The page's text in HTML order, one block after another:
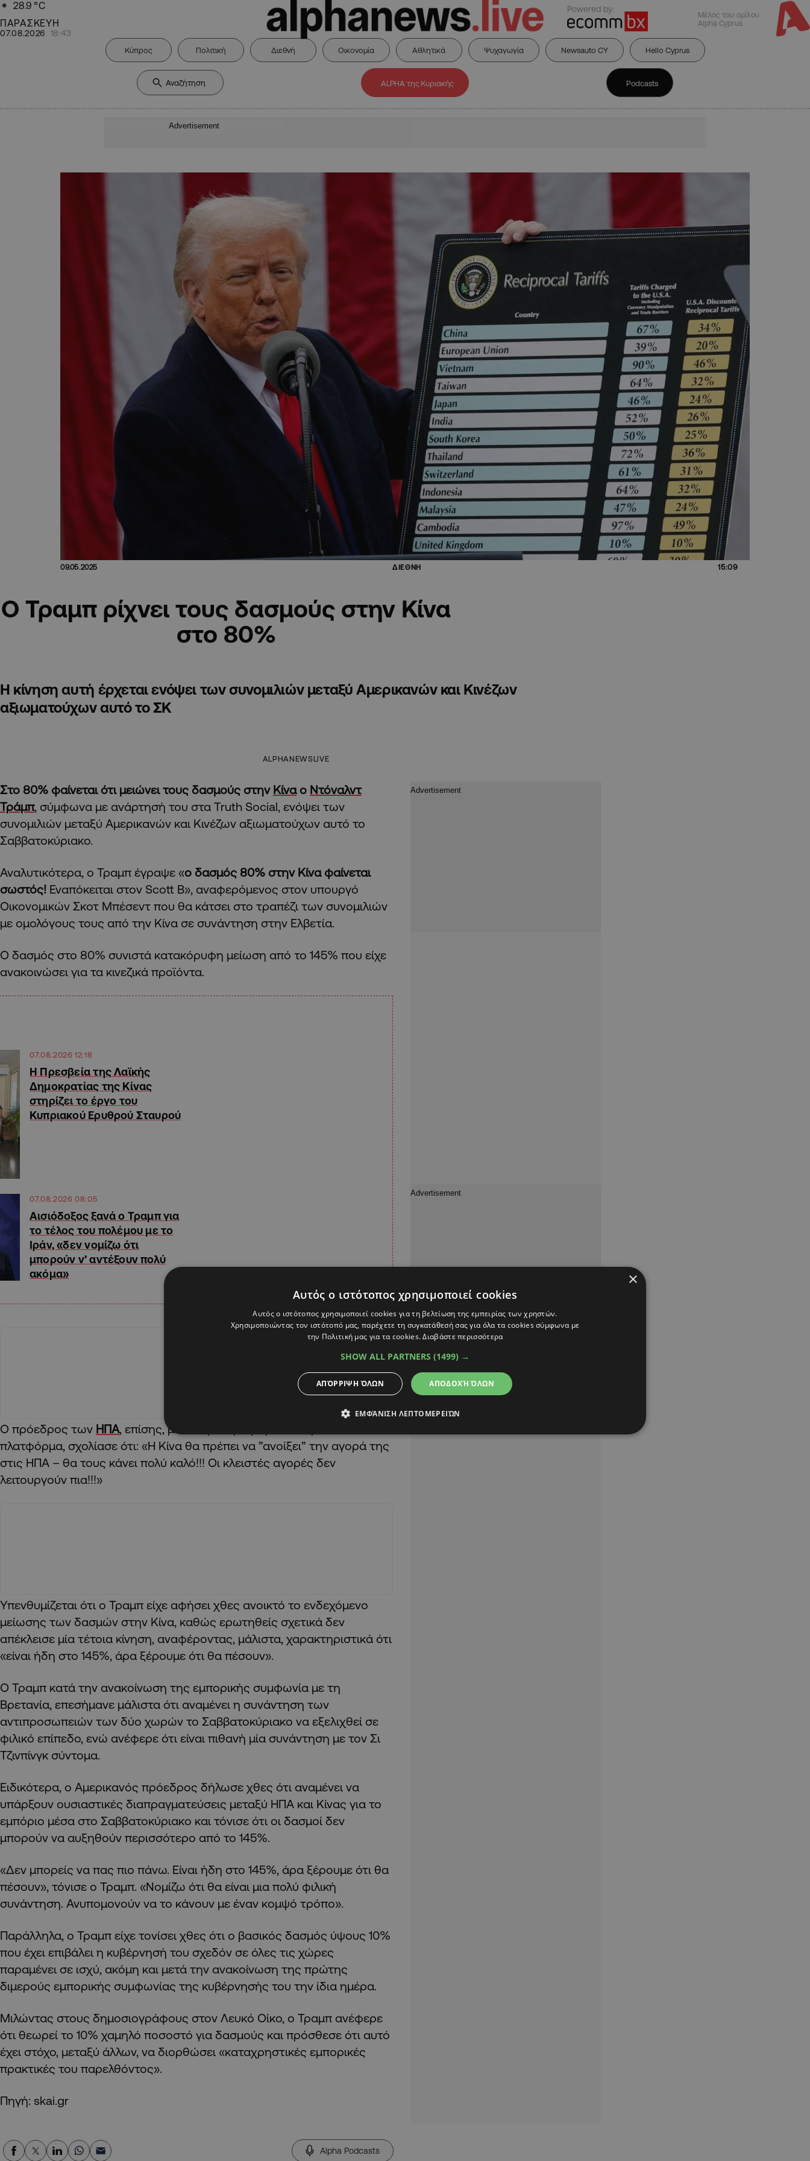
28.9 °C
ΠΑΡΑΣΚΕΥΗ
07.08.2026 18:43
Powered by:
Μέλος του ομίλου
Alpha Cyprus
Κύπρος Πολιτική Διεθνή Οικονομία Αθλητικά Ψυχαγωγία Newsauto CY Hello Cyprus
ALPHA της Κυριακής Podcasts
Advertisement
09.05.2025 ΔΙΕΘΝΗ 15:09
Ο Τραμπ ρίχνει τους δασμούς στην Κίνα
στο 80%
Η κίνηση αυτή έρχεται ενόψει των συνομιλιών μεταξύ Αμερικανών και Κινέζων
αξιωματούχων αυτό το ΣΚ
ALPHANEWSLIVE
Στο 80% φαίνεται ότι μειώνει τους δασμούς στην Κίναο Ντόναλντ
Τράμπ, σύμφωνα με ανάρτησή του στα Truth Social, ενόψει των
συνομιλιών μεταξύ Αμερικανών και Κινέζων αξιωματούχων αυτό το
Σαββατοκύριακο.
Αναλυτικότερα, ο Τραμπ έγραψε «ο δασμός 80% στην Κίνα φαίνεται
σωστός! Εναπόκειται στον Scott B», αναφερόμενος στον υπουργό
Οικονομικών Σκοτ Μπέσεντ που θα κάτσει στο τραπέζι των συνομιλιών
με ομολόγους τους από την Κίνα σε συνάντηση στην Ελβετία.
Ο δασμός στο 80% συνιστά κατακόρυφη μείωση από το 145% που είχε
ανακοινώσει για τα κινεζικά προϊόντα.
07.08.2026 12:18
Η Πρεσβεία της Λαϊκής
Δημοκρατίας της Κίνας
στηρίζει το έργο του
Κυπριακού Ερυθρού Σταυρού
07.08.2026 08:05
Αισιόδοξος ξανά ο Τραμπ για
το τέλος του πολέμου με το
Ιράν, «δεν νομίζω ότι
μπορούν ν’ αντέξουν πολύ
ακόμα»
Ο πρόεδρος των ΗΠΑ, επίσης, με άλλη ανάρτησή του στην ίδια
πλατφόρμα, σχολίασε ότι: «Η Κίνα θα πρέπει να ”ανοίξει” την αγορά της
στις ΗΠΑ – θα τους κάνει πολύ καλό!!! Οι κλειστές αγορές δεν
λειτουργούν πια!!!»
Υπενθυμίζεται ότι ο Τραμπ είχε αφήσει χθες ανοικτό το ενδεχόμενο
μείωσης των δασμών στην Κίνα, καθώς ερωτηθείς σχετικά δεν
απέκλεισε μία τέτοια κίνηση, αναφέροντας, μάλιστα, χαρακτηριστικά ότι
«είναι ήδη στο 145%, άρα ξέρουμε ότι θα πέσουν».
Ο Τραμπ κατά την ανακοίνωση της εμπορικής συμφωνία με τη
Βρετανία, επεσήμανε μάλιστα ότι αναμένει η συνάντηση των
αντιπροσωπειών των δύο χωρών το Σαββατοκύριακο να εξελιχθεί σε
φιλικό επίπεδο, ενώ ανέφερε ότι είναι πιθανή μία συνάντηση με τον Σι
Τζινπίνγκ σύντομα.
Ειδικότερα, ο Αμερικανός πρόεδρος δήλωσε χθες ότι αναμένει να
υπάρξουν ουσιαστικές διαπραγματεύσεις μεταξύ ΗΠΑ και Κίνας για το
εμπόριο μέσα στο Σαββατοκύριακο και τόνισε ότι οι δασμοί δεν
μπορούν να αυξηθούν περισσότερο από το 145%.
«Δεν μπορείς να πας πιο πάνω. Είναι ήδη στο 145%, άρα ξέρουμε ότι θα
πέσουν», τόνισε ο Τραμπ. «Νομίζω ότι θα είναι μια πολύ φιλική
συνάντηση. Ανυπομονούν να το κάνουν με έναν κομψό τρόπο».
Παράλληλα, ο Τραμπ είχε τονίσει χθες ότι ο βασικός δασμός ύψους 10%
που έχει επιβάλει η κυβέρνησή του σχεδόν σε όλες τις χώρες
παραμένει σε ισχύ, ακόμη και μετά την ανακοίνωση της πρώτης
διμερούς εμπορικής συμφωνίας της κυβέρνησής του την ίδια ημέρα.
Μιλώντας στους δημοσιογράφους στον Λευκό Οίκο, ο Τραμπ ανέφερε
ότι θεωρεί το 10% χαμηλό ποσοστό για δασμούς και πρόσθεσε ότι αυτό
έχει στόχο, μεταξύ άλλων, να διορθώσει «καταχρηστικές εμπορικές
πρακτικές του παρελθόντος».
Πηγή: skai.gr
Alpha Podcasts
×
Αυτός ο ιστότοπος χρησιμοποιεί cookies
Αυτός ο ιστότοπος χρησιμοποιεί cookies για τη βελτίωση της εμπειρίας των χρηστών.
Χρησιμοποιώντας τον ιστότοπό μας, παρέχετε τη συγκατάθεσή σας για όλα τα cookies σύμφωνα με
την Πολιτική μας για τα cookies.Διαβάστε περισσότερα
SHOW ALL PARTNERS (1499) →
ΑΠΟΔΟΧΉ ΌΛΩΝ
ΑΠΌΡΡΙΨΗ ΌΛΩΝ
ΕΜΦΆΝΙΣΗ ΛΕΠΤΟΜΕΡΕΙΏΝ